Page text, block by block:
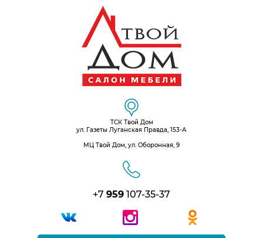
ТСК Твой Дом
ул. Газеты Луганская Правда, 153-А
МЦ Твой Дом, ул. Оборонная, 9
+7 959 107-35-37